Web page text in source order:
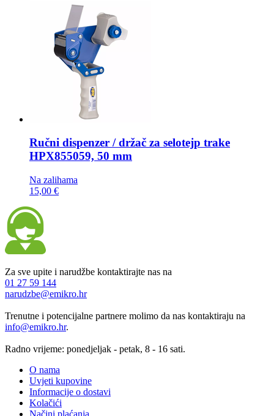
Ručni dispenzer / držač za selotejp trake
HPX855059, 50 mm
Na zalihama
15,00 €
Za sve upite i narudžbe kontaktirajte nas na
01 27 59 144
narudzbe@emikro.hr
Trenutne i potencijalne partnere molimo da nas kontaktiraju na
info@emikro.hr.
Radno vrijeme: ponedjeljak - petak, 8 - 16 sati.
O nama
Uvjeti kupovine
Informacije o dostavi
Kolačići
Načini plaćanja